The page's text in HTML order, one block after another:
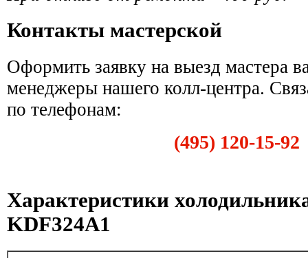
Контакты мастерской
Оформить заявку на выезд мастера
менеджеры нашего колл-центра.
по телефонам:
(495) 120-15-92
Характеристики
KDF324A1